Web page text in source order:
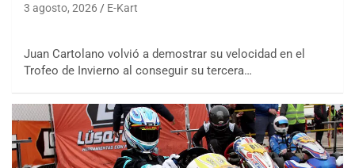
3 agosto, 2026 E-Kart
Juan Cartolano volvió a demostrar su velocidad en el
Trofeo de Invierno al conseguir su tercera…